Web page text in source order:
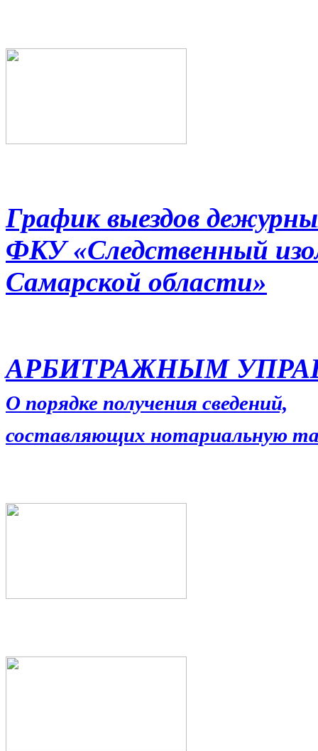
График выездов
ФКУ «Следственный
Самарской области»
АРБИТРАЖНЫМ
О порядке получения сведений,
составляющих нотариальную